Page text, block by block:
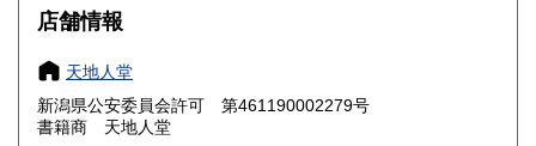
大阪府
奈良県
鳥取県 185円 島根県
店舗情報
天地人堂
新潟県公安委員会許可 第461190002279号
書籍商 天地人堂